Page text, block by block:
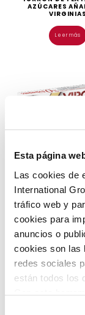
Esta página
Las cookies de
International
tráfico web y
cookies para
anuncios o
cookies son las
redes sociales
están todos los
AZÚCARES
VIRGINIAS
Leer más
TURRÓN DE